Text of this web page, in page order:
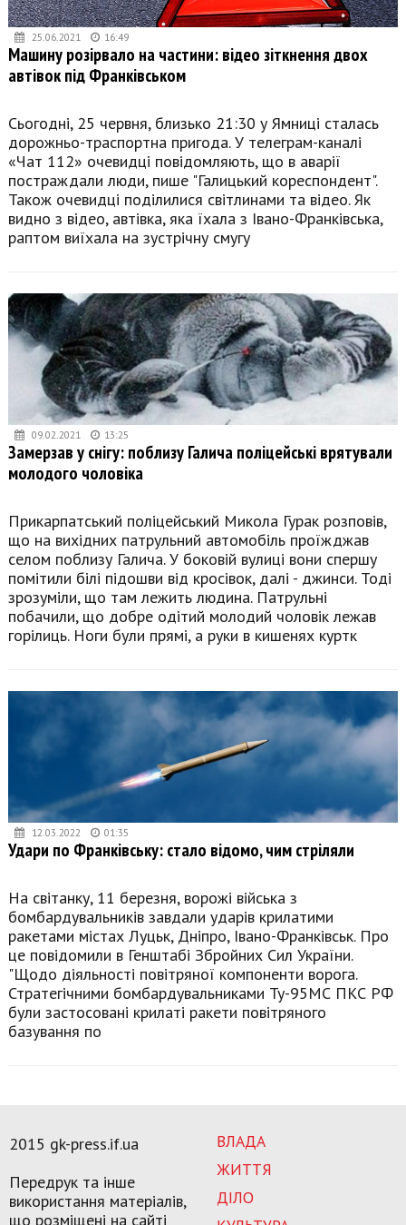
25.06.2021 16:49
Машину розірвало на частини: відео зіткнення двох
автівок під Франківськом
Сьогодні, 25 червня, близько 21:30 у Ямниці сталась
дорожньо-траспортна пригода. У телеграм-каналі
«Чат 112» очевидці повідомляють, що в аварії
постраждали люди, пише "Галицький кореспондент".
Також очевидці поділилися світлинами та відео. Як
видно з відео, автівка, яка їхала з Івано-Франківська,
раптом виїхала на зустрічну смугу
09.02.2021 13:25
Замерзав у снігу: поблизу Галича поліцейські врятували
молодого чоловіка
Прикарпатський поліцейський Микола Гурак розповів,
що на вихідних патрульний автомобіль проїжджав
селом поблизу Галича. У боковій вулиці вони спершу
помітили білі підошви від кросівок, далі - джинси. Тоді
зрозуміли, що там лежить людина. Патрульні
побачили, що добре одітий молодий чоловік лежав
горілиць. Ноги були прямі, а руки в кишенях куртк
12.03.2022 01:35
Удари по Франківську: стало відомо, чим стріляли
На світанку, 11 березня, ворожі війська з
бомбардувальників завдали ударів крилатими
ракетами містах Луцьк, Дніпро, Івано-Франківськ. Про
це повідомили в Генштабі Збройних Сил України.
"Щодо діяльності повітряної компоненти ворога.
Стратегічними бомбардувальниками Ту-95МС ПКС РФ
були застосовані крилаті ракети повітряного
базування по
ВЛАДА
ЖИТТЯ
ДІЛО
2015 gk-press.if.ua
Передрук та інше
використання матеріалів,
що розміщені на сайті